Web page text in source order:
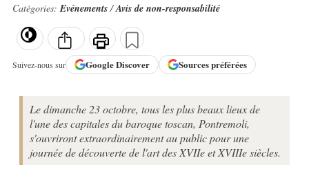
Catégories:Evénements/Avis de non-responsabilité
Suivez-nous sur GoogleDiscover Sources préférées
Le dimanche 23 octobre, tous les plus beaux lieux de
l'une des capitales du baroque toscan, Pontremoli,
s'ouvriront extraordinairement au public pour une
journée de découverte de l'art des XVIIe et XVIIIe siècles.